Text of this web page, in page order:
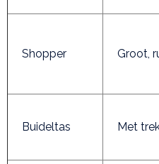
Shopper Groot,
Buideltas Met